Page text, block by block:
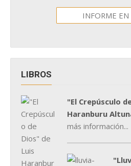
INFORME EN
LIBROS
"El Crepúsculo
Haranburu
más información...